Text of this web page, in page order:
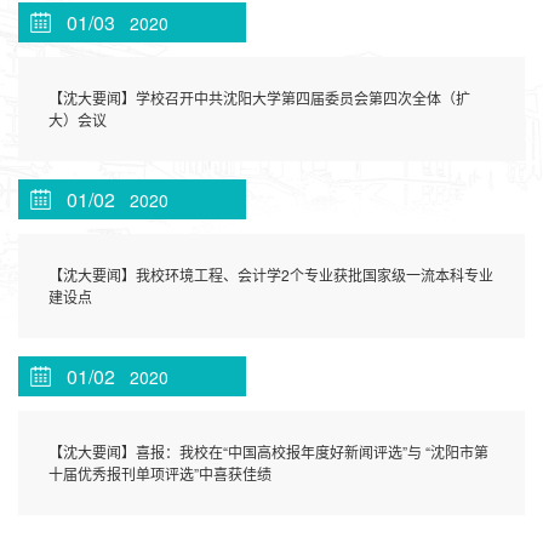
01/03 2020
【沈大要闻】学校召开中共沈阳大学第四届委员会第四次全体（扩
大）会议
01/02 2020
【沈大要闻】我校环境工程、会计学2个专业获批国家级一流本科专业
建设点
01/02 2020
【沈大要闻】喜报：我校在“中国高校报年度好新闻评选”与 “沈阳市第
十届优秀报刊单项评选”中喜获佳绩